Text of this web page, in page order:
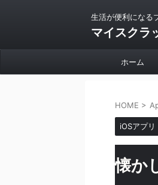
生活が便利になる
マイスクラ
ホーム
HOME >
iOSアプリ
懐か